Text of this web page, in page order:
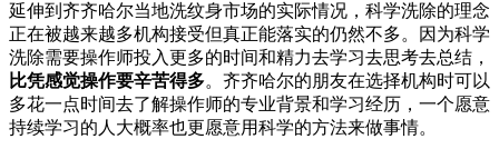
延伸到齐齐哈尔当地洗纹身市场的实际情况，科学洗除的理念
正在被越来越多机构接受但真正能落实的仍然不多。因为科学
洗除需要操作师投入更多的时间和精力去学习去思考去总结，
比凭感觉操作要辛苦得多。齐齐哈尔的朋友在选择机构时可以
多花一点时间去了解操作师的专业背景和学习经历，一个愿意
持续学习的人大概率也更愿意用科学的方法来做事情。